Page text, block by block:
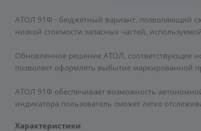
АТОЛ 91Ф - бюджетный вариант, позволяющий
низкой стоимости запасных частей,
Обновлённое решение АТОЛ, соответствующее
позволяет оформлять выбытие маркированной
АТОЛ 91Ф обеспечивает возможность
индикатора пользователь сможет легко
Характеристики